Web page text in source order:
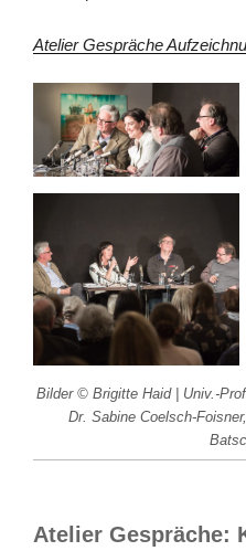
Atelier Gespräche
Bilder © Brigitte Haid | Univ.-
Dr. Sabine Coelsch-
Atelier Gespräche: